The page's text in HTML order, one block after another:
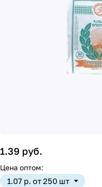
1.39 руб.
Цена оптом:
1.07 р. от 250 шт